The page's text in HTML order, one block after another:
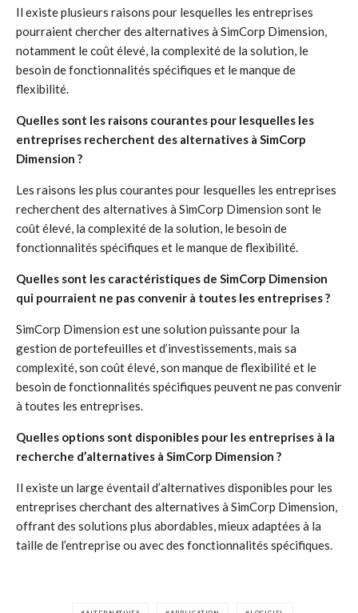
Il existe plusieurs raisons pour lesquelles les entreprises
pourraient chercher des alternatives à SimCorp Dimension,
notamment le coût élevé, la complexité de la solution, le
besoin de fonctionnalités spécifiques et le manque de
flexibilité.
Quelles sont les raisons courantes pour lesquelles les
entreprises recherchent des alternatives à SimCorp
Dimension ?
Les raisons les plus courantes pour lesquelles les entreprises
recherchent des alternatives à SimCorp Dimension sont le
coût élevé, la complexité de la solution, le besoin de
fonctionnalités spécifiques et le manque de flexibilité.
Quelles sont les caractéristiques de SimCorp Dimension
qui pourraient ne pas convenir à toutes les entreprises ?
SimCorp Dimension est une solution puissante pour la
gestion de portefeuilles et d’investissements, mais sa
complexité, son coût élevé, son manque de flexibilité et le
besoin de fonctionnalités spécifiques peuvent ne pas convenir
à toutes les entreprises.
Quelles options sont disponibles pour les entreprises à la
recherche d’alternatives à SimCorp Dimension ?
Il existe un large éventail d’alternatives disponibles pour les
entreprises cherchant des alternatives à SimCorp Dimension,
offrant des solutions plus abordables, mieux adaptées à la
taille de l’entreprise ou avec des fonctionnalités spécifiques.